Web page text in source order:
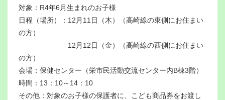
対象：R4年6月生まれのお子様
日程（場所）：12月11日（木）（高崎線の東側にお住まい
の方）
12月12日（金）（高崎線の西側にお住まい
の方）
会場：保健センター（栄市民活動交流センター内B棟3階）
時間：13：10～14：10
その他：対象のお子様の保護者に、こども商品券をお渡し